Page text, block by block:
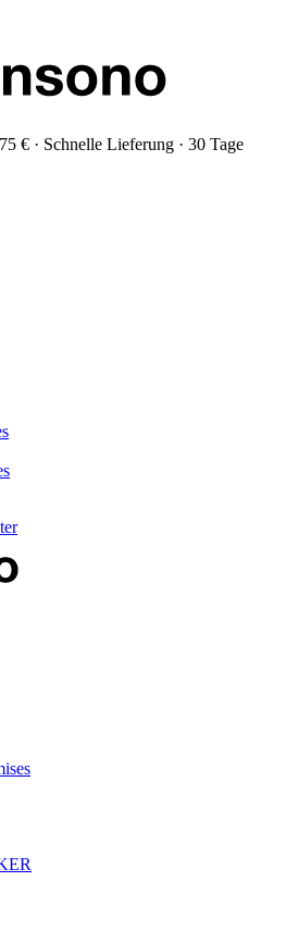
€ · Schnelle Lieferung · 30 Tage